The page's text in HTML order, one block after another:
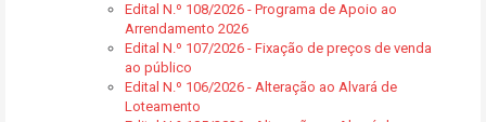
Edital N.º 108/2026 - Programa de Apoio ao
Arrendamento 2026
Edital N.º 107/2026 - Fixação de preços de venda
ao público
Edital N.º 106/2026 - Alteração ao Alvará de
Loteamento